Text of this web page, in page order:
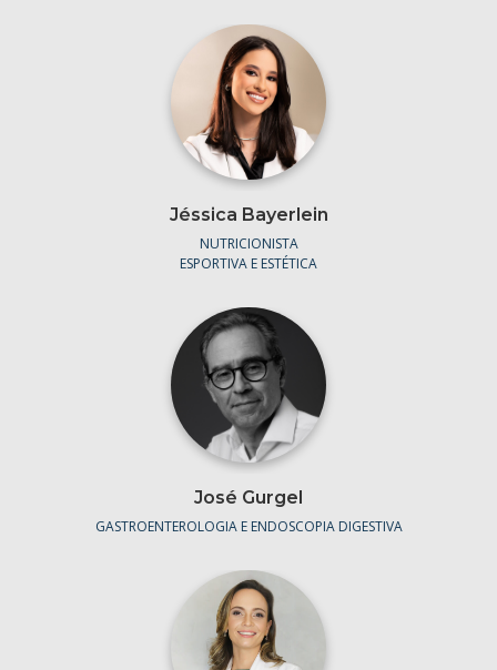
Jéssica Bayerlein
NUTRICIONISTA
ESPORTIVA E ESTÉTICA
José Gurgel
GASTROENTEROLOGIA E ENDOSCOPIA DIGESTIVA